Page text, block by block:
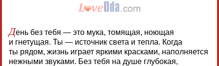
День без тебя — это мука, томящая, ноющая
и гнетущая. Ты — источник света и тепла. Когда
ты рядом, жизнь играет яркими красками, наполняется
нежными звуками. Без тебя на душе глубокая,